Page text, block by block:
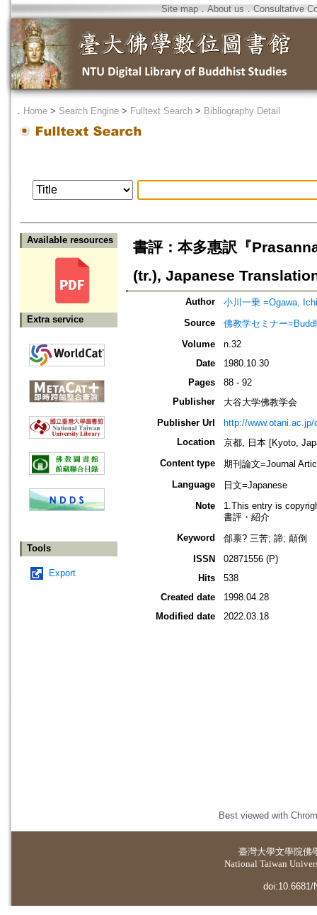
Site map．About us ． Consultative
． Home > Search Engine > Fulltext Search > Bibliography Detail
Available resources
Extra service
Tools
Export
書評：本多惠訳『
(tr.), Japanese
Author
小川一乗 =Ogawa,
Source
佛教学セミナー
Volume
n.32
Date
1980.10.30
Pages
88 - 92
Publisher
大谷大学佛教学会
Publisher Url
http://
Location
京都, 日本 [Kyoto,
Content type
期刊論文=Journal
Language
日文=Japanese
Note
1.This entry is
書評・紹介
Keyword
郃禀? 三苦; 諦; 顛倒
ISSN
02871556 (P)
Hits
538
Created date
1998.04.28
Modified date
2022.03.18
Best viewed with
臺灣大學文學院佛
National Taiwan
doi:10.6681/